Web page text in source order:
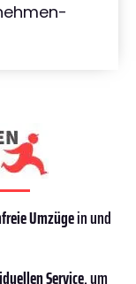
Umzügein und
Service, um